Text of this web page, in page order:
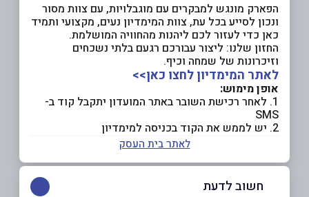
הפארק מונגש למבקרים עם מוגבלויות, עם צוות מסור
ונכון לסייע בכל עת, צוות המימדיון נעים, מקצועי ותמיד
כאן כדי לעזור לכם ליהנות מהחוויה המושלמת.
החזון שלנו: ליצור עבורכם רגעם בלתי נשכחים
וזיכרונות של שמחה וכיף.
לאתר המימדיון לחצו כאן>>
אופן מימוש:
1. לאחר רכישת השובר באתר המועדון יתקבל קוד ב-
SMS
2. יש לממש את הקוד בכניסה למימדיון
לאתר בית העסק
חשוב לדעת